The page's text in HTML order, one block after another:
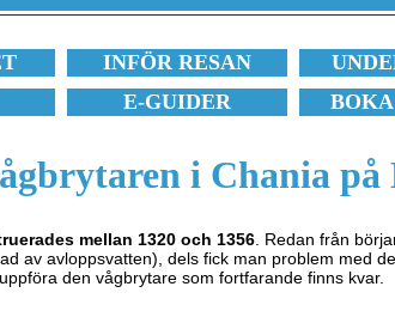
INFÖR RESAN
E-GUIDER
i Chania på
mellan 1320 och 1356 . Redan från
av avloppsvatten), dels fick man problem med
den vågbrytare som fortfarande finns kvar.